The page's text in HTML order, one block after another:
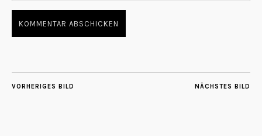
NÄCHSTES BILD
VORHERIGES BILD